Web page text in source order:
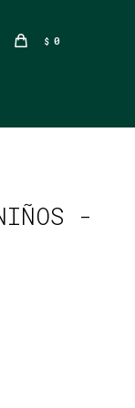
$ 0
-